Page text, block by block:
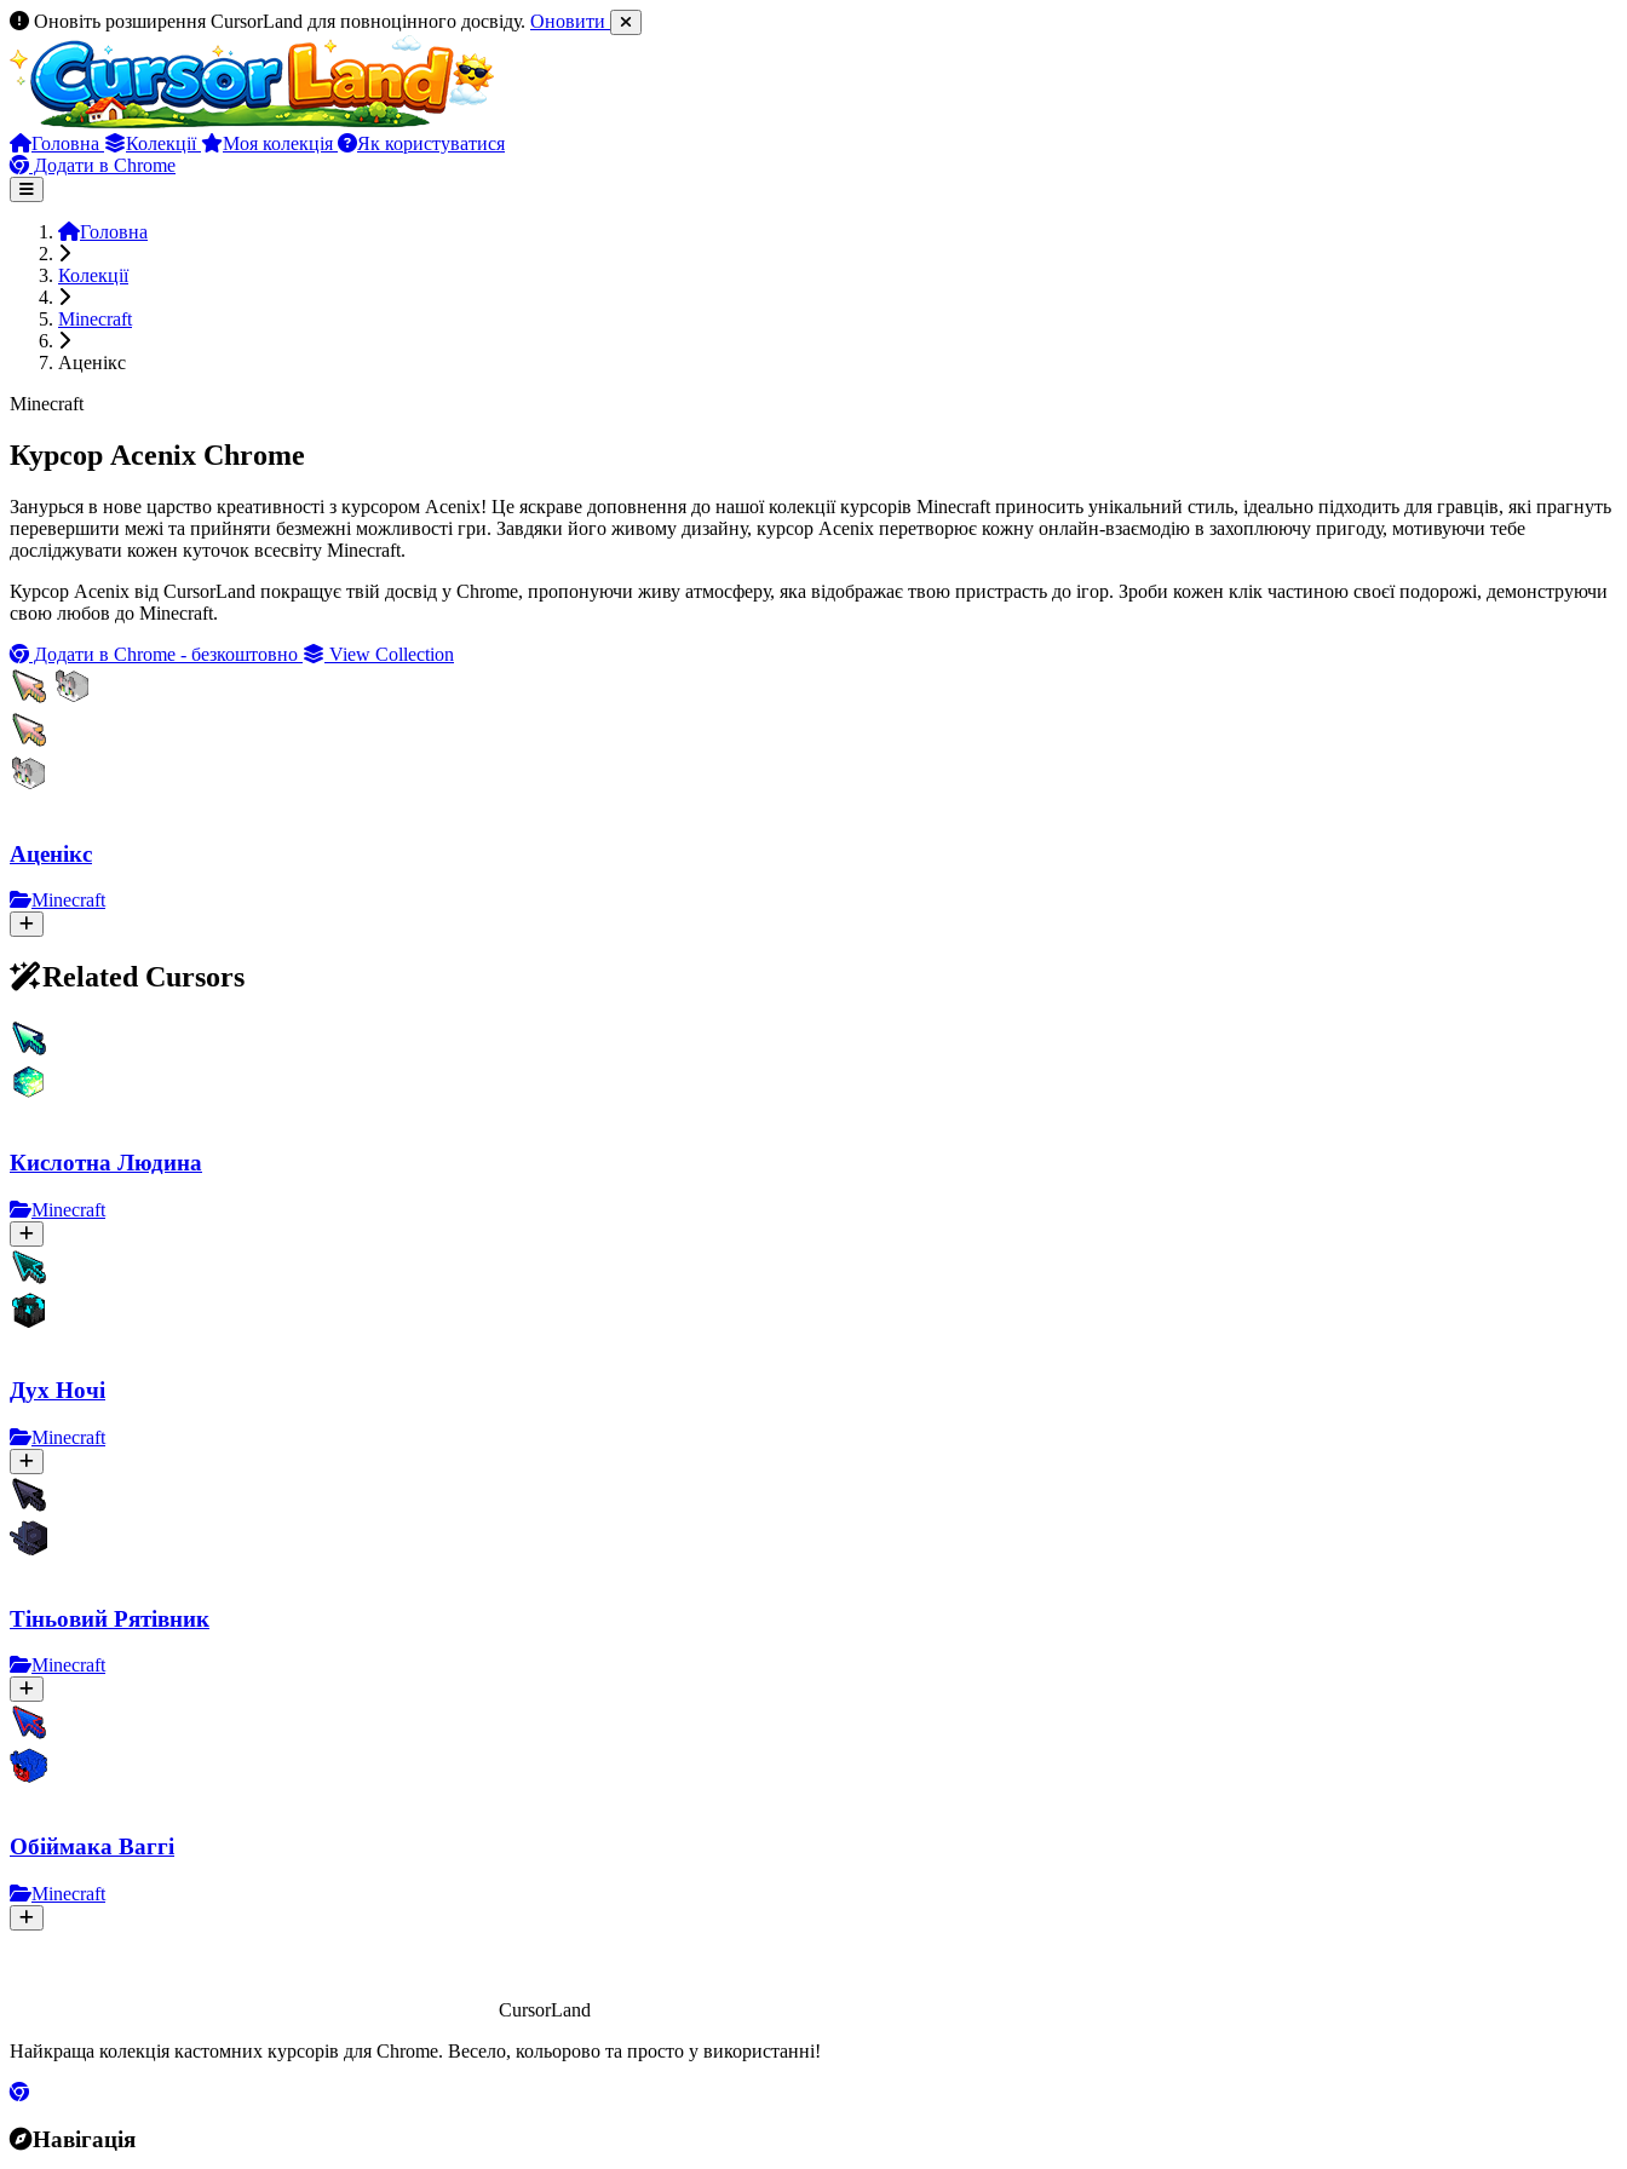
Оновіть розширення CursorLand для повноцінного досвіду. Оновити
Головна Колекції Моя колекція
Як користуватися
Додати в Chrome
Головна
Колекції
Minecraft
Аценікс
Minecraft
Курсор Acenix Chrome
Занурься в нове царство креативності з курсором Acenix! Це яскраве доповнення до нашої колекції курсорів Minecraft приносить унікальний стиль, ідеально підходить для гравців, які прагнуть
перевершити межі та прийняти безмежні можливості гри. Завдяки його живому дизайну, курсор Acenix перетворює кожну онлайн-взаємодію в захоплюючу пригоду, мотивуючи тебе
досліджувати кожен куточок всесвіту Minecraft.
Курсор Acenix від CursorLand покращує твій досвід у Chrome, пропонуючи живу атмосферу, яка відображає твою пристрасть до ігор. Зроби кожен клік частиною своєї подорожі, демонструючи
свою любов до Minecraft.
Додати в Chrome - безкоштовно
View Collection
Аценікс
Minecraft
Related Cursors
Кислотна Людина
Minecraft
Дух Ночі
Minecraft
Тіньовий Рятівник
Minecraft
Обіймака Ваггі
Minecraft
CursorLand
Найкраща колекція кастомних курсорів для Chrome. Весело, кольорово та просто у використанні!
Навігація